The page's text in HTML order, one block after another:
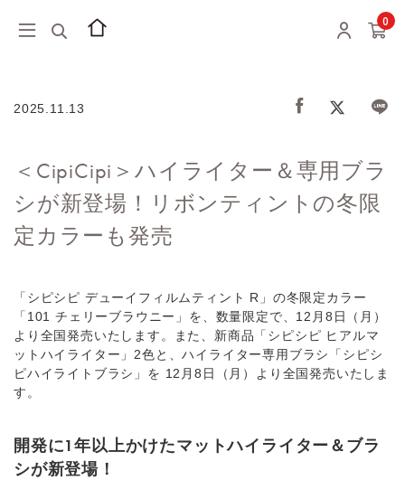
0
2025.11.13
＜CipiCipi＞ハイライター＆専⽤ブラ
シが新登場！リボンティントの冬限
定カラーも発売
「シピシピ デューイフィルムティント R」の冬限定カラー
「101 チェリーブラウニー」を、数量限定で、12⽉8⽇（⽉）
より全国発売いたします。また、新商品「シピシピ ヒアルマ
ットハイライター」2⾊と、ハイライター専⽤ブラシ「シピシ
ピハイライトブラシ」を 12⽉8⽇（⽉）より全国発売いたしま
す。
開発に1年以上かけたマットハイライター＆ブラ
シが新登場！